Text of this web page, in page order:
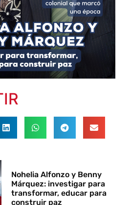
Nohelia Alfonzo y Benny
Márquez: investigar para
transformar, educar para
construir paz